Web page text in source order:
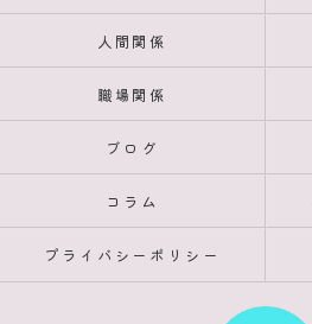
人間関係
職場関係
ブログ
コラム
プライバシーポリシー